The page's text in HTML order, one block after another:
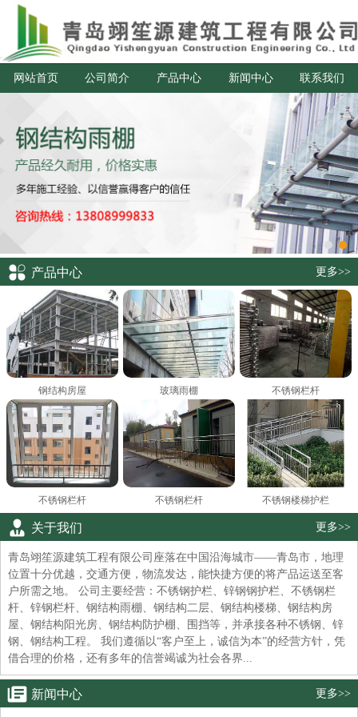
网站首页 公司简介 产品中心 新闻中心 联系我们
产品中心 更多>>
钢结构房屋 玻璃雨棚 不锈钢栏杆
不锈钢栏杆 不锈钢栏杆 不锈钢楼梯护栏
关于我们 更多>>
青岛翊笙源建筑工程有限公司座落在中国沿海城市——青岛市，地理
位置十分优越，交通方便，物流发达，能快捷方便的将产品运送至客
户所需之地。 公司主要经营：不锈钢护栏、锌钢钢护栏、不锈钢栏
杆、锌钢栏杆、钢结构雨棚、钢结构二层、钢结构楼梯、钢结构房
屋、钢结构阳光房、钢结构防护棚、围挡等，并承接各种不锈钢、锌
钢、钢结构工程。 我们遵循以“客户至上，诚信为本”的经营方针，凭
借合理的价格，还有多年的信誉竭诚为社会各界...
新闻中心 更多>>